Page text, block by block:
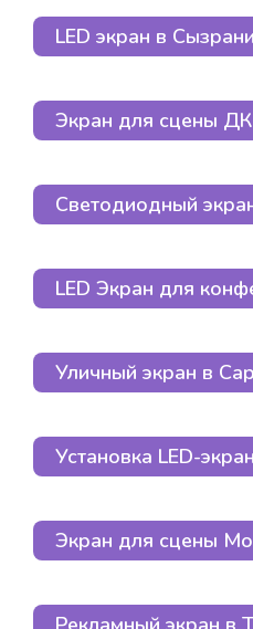
LED экран в Сызрани
Экран для сцены
Светодиодный
LED Экран для
Уличный экран в
Установка LED-
Экран для сцены